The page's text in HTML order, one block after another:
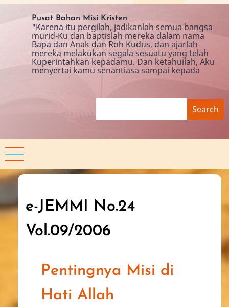
Skip
Pusat Bahan Misi Kristen
"Karena itu pergilah, jadikanlah semua bangsa
murid-Ku dan baptislah mereka dalam nama
Bapa dan Anak dan Roh Kudus, dan ajarlah
mereka melakukan segala sesuatu yang telah
Kuperintahkan kepadamu. Dan ketahuilah, Aku
menyertai kamu senantiasa sampai kepada
e-JEMMI No.24
Vol.09/2006
Pentingnya Misi di
Hati Allah